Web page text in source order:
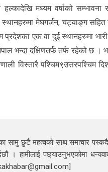
मध्यम वर्षाको सम्भावना
मेघगर्जन, चट्याङ्ग
एक वा दुई स्थानहरुमा भारी
भन्दा दक्षिणतर्फ तर्फ रहेको छ ।
विस्तारै पश्चिम९उत्तरपश्चिम
सामु छुटै महत्वको साथ समाचार
। हामीलाई पछ्याउनुभएकोमा